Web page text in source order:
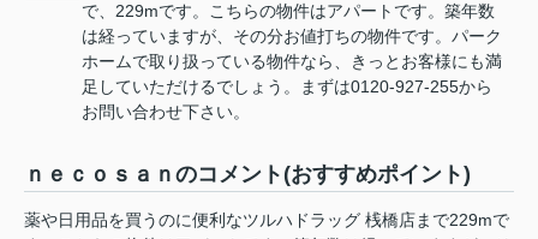
で、229mです。こちらの物件はアパートです。築年数
は経っていますが、その分お値打ちの物件です。パーク
ホームで取り扱っている物件なら、きっとお客様にも満
足していただけるでしょう。まずは0120-927-255から
お問い合わせ下さい。
ｎｅｃｏｓａｎのコメント(おすすめポイント)
薬や日用品を買うのに便利なツルハドラッグ 桟橋店まで229mで